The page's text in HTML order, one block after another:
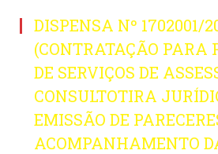
DISPENSA Nº 1702001/
(CONTRATAÇÃO PARA
DE SERVIÇOS DE
CONSULTOTIRA
EMISSÃO DE
ACOMPANHAMENTO